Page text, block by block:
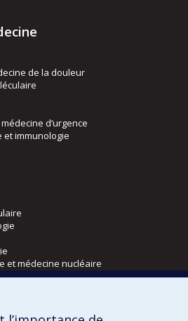
de la douleur
d’urgence
et immunologie
et médecine nucléaire